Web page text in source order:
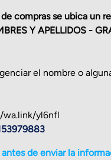
compras se ubica un
Y APELLIDOS -
el nombre o
wa.link/yl6nfl
antes de enviar la